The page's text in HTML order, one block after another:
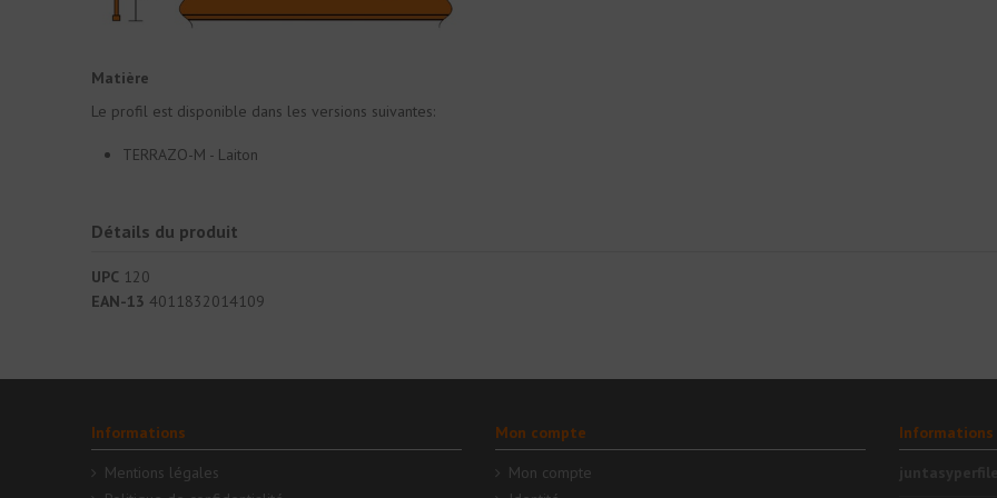
Matière
Le profil est disponible dans les versions suivantes:
TERRAZO-M - Laiton
Détails du produit
UPC 120
EAN-13 4011832014109
Informations
Mentions légales
Mon compte
Mon compte